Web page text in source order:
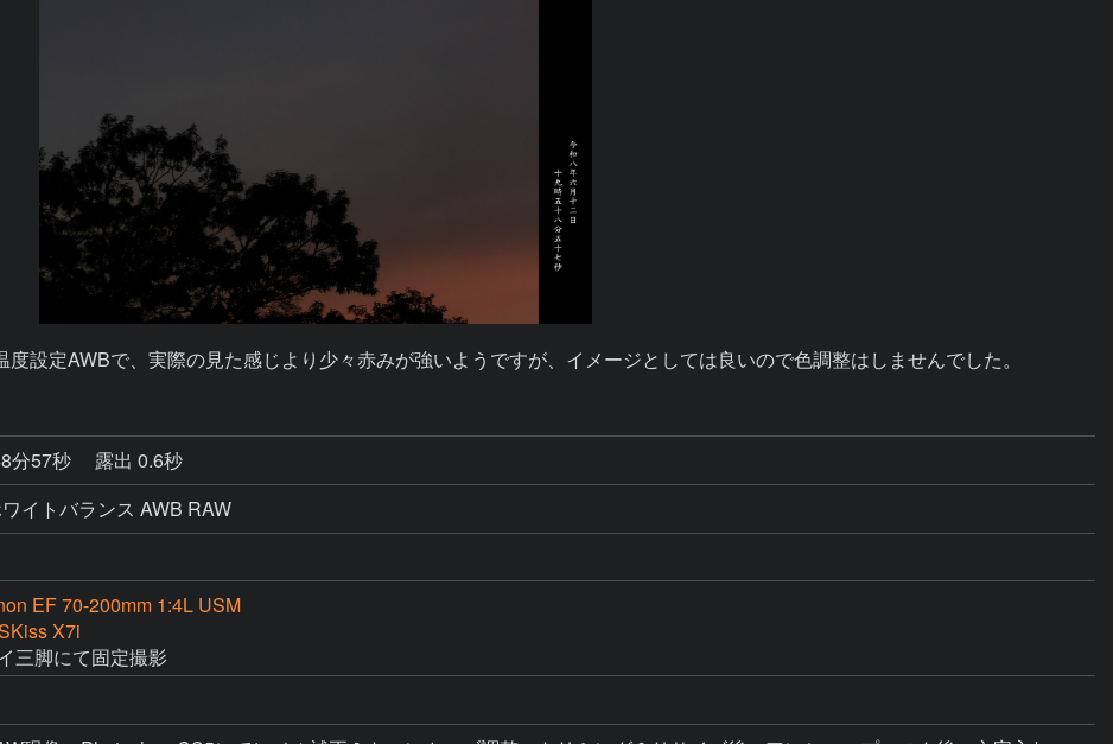
設定AWBで、実際の見た感じより少々赤みが強いようですが、イメージとしては良いので色調整はしませんでした。
分57秒
露出 0.6秒
イトバランス AWB RAW
EF 70-200mm 1:4L USM
X7i
三脚にて固定撮影